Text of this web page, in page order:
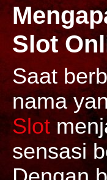
Slot
Saat
nama
Slot
sensasi